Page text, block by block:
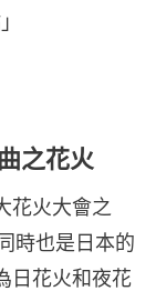
之花火
花火大會之
時也是日本的
日花火和夜花